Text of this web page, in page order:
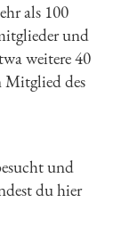
als 100
und
weitere 40
Mitglied des
und
du hier